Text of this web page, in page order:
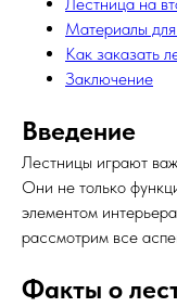
Материалы
Как заказать
Заключение
Введение
Лестницы играют
Они не только
элементом
рассмотрим все
Факты о